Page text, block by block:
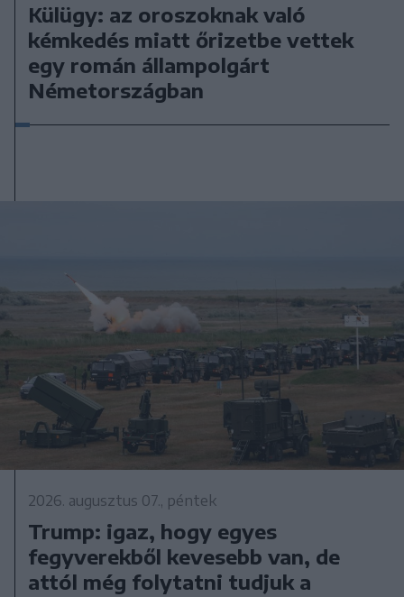
Külügy: az oroszoknak való
kémkedés miatt őrizetbe vettek
egy román állampolgárt
Németországban
2026. augusztus 07., péntek
Trump: igaz, hogy egyes
fegyverekből kevesebb van, de
attól még folytatni tudjuk a